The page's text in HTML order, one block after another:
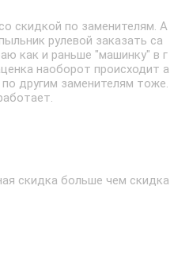
скидкой по заменителям. А
рулевой заказать са
как и раньше "машинку" в г
наоборот происходит а
другим заменителям тоже.
скидка больше чем скидка